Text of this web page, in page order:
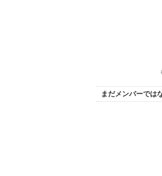
まだメンバーでは